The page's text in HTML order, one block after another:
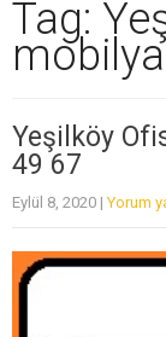
Tag:
Yeşilköy
49 67
Eylül 8, 2020 |Yorum